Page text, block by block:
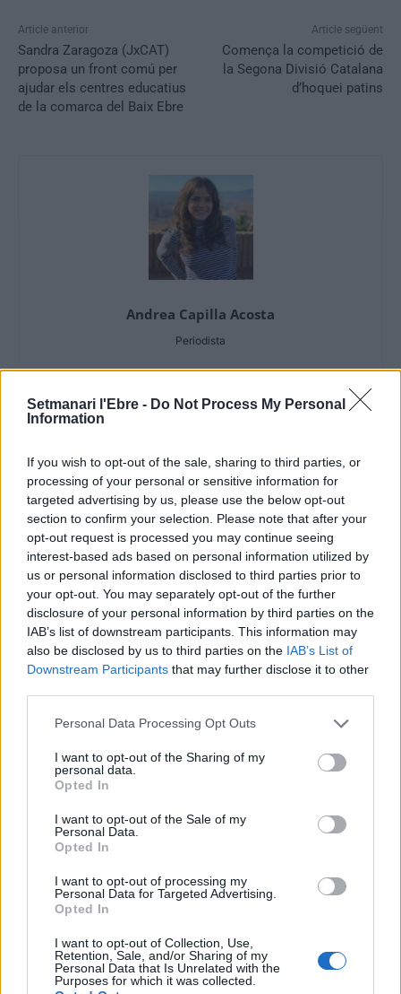
Setmanari l'Ebre - Do Not Process My Personal
Information
If you wish to opt-out of the sale, sharing to third parties, or
processing of your personal or sensitive information for
targeted advertising by us, please use the below opt-out
section to confirm your selection. Please note that after your
opt-out request is processed you may continue seeing
interest-based ads based on personal information utilized by
us or personal information disclosed to third parties prior to
your opt-out. You may separately opt-out of the further
disclosure of your personal information by third parties on the
IAB’s list of downstream participants. This information may
also be disclosed by us to third parties on the IAB’s List of
Downstream Participants that may further disclose it to other
Personal Data Processing Opt Outs
I want to opt-out of the Sharing of my
personal data.
Opted In
I want to opt-out of the Sale of my
Personal Data.
Opted In
I want to opt-out of processing my
Personal Data for Targeted Advertising.
Opted In
I want to opt-out of Collection, Use,
Retention, Sale, and/or Sharing of my
Personal Data that Is Unrelated with the
Purposes for which it was collected.
Article anterior
Sandra Zaragoza (JxCAT)
proposa un front comú per
ajudar els centres educatius
de la comarca del Baix Ebre
Article següent
Comença la competició de
la Segona Divisió Catalana
d’hoquei patins
Andrea Capilla Acosta
Periodista
ARTICLES RELACIONATS
Societat
L’Observatori de l’Ebre lidera de nou la
recerca sobre l’astre rei en el segon eclipsi
solar total de la seva història
7 d'agost de 2026
Societat
L’Ajuntament de Tortosa amplia el termini
de les obres de l’aparcament dels terrenys
de Renfe per les altes temperatures
7 d'agost de 2026
Amposta recupera les Cases del Castell i
6 d'agost de 2026
DEIXA UNA RESPOSTA